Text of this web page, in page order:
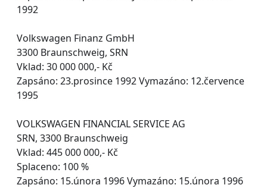
1992
Volkswagen Finanz GmbH
3300 Braunschweig, SRN
Vklad: 30 000 000,- Kč
Zapsáno: 23.prosince 1992 Vymazáno: 12.července
1995
VOLKSWAGEN FINANCIAL SERVICE AG
SRN, 3300 Braunschweig
Vklad: 445 000 000,- Kč
Splaceno: 100 %
Zapsáno: 15.února 1996 Vymazáno: 15.února 1996